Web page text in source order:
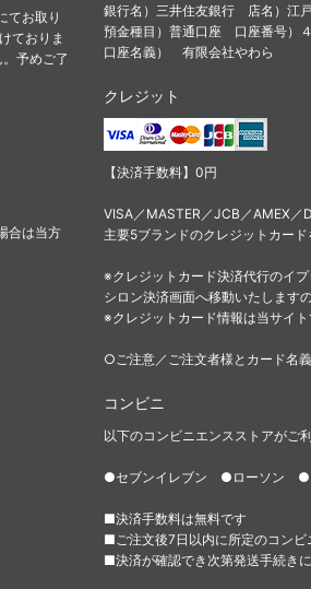
てお取り
ておりま
予めご了
合は当方
銀行名）三井住友銀行 店名）江
預金種目）普通口座 口座番号）
口座名義） 有限会社やわら
クレジット
【決済手数料】0円
VISA／MASTER／JCB／AMEX／
主要5ブランドのクレジットカード
※クレジットカード決済代行のイ
シロン決済画面へ移動いたします
※クレジットカード情報は当サイ
○ご注意／ご注文者様とカード名
コンビニ
以下のコンビニエンスストアがご
●セブンイレブン ●ローソン ●
■決済手数料は無料です
■ご注文後7日以内に所定のコン
■決済が確認でき次第発送手続き